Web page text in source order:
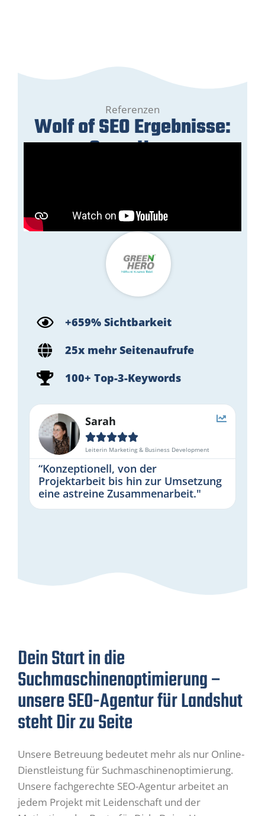
Referenzen
Wolf of SEO Ergebnisse:
GreenHero
+659% Sichtbarkeit
25x mehr Seitenaufrufe
100+ Top-3-Keywords
Sarah

Leiterin Marketing & Business Development
“Konzeptionell, von der
Projektarbeit bis hin zur Umsetzung
eine astreine Zusammenarbeit."
Dein Start in die
Suchmaschinenoptimierung –
unsere SEO-Agentur für Landshut
steht Dir zu Seite
Unsere Betreuung bedeutet mehr als nur Online-
Dienstleistung für Suchmaschinenoptimierung.
Unsere fachgerechte SEO-Agentur arbeitet an
jedem Projekt mit Leidenschaft und der